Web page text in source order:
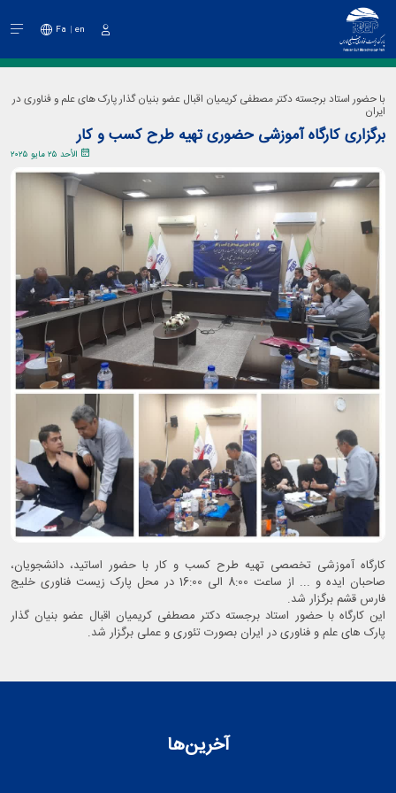
Fa en
با حضور استاد برجسته دکتر مصطفی کریمیان اقبال عضو بنیان گذار پارک های علم و فناوری در
ایران
برگزاری کارگاه آموزشی حضوری تهیه طرح کسب و کار
الأحد ٢٥ مايو ٢٠٢٥
کارگاه آموزشی تخصصی تهیه طرح کسب و کار با حضور اساتید، دانشجویان،
صاحبان ایده و ... از ساعت 8:00 الی 16:00 در محل پارک زیست فناوری خلیج
فارس قشم برگزار شد.
این کارگاه با حضور استاد برجسته دکتر مصطفی کریمیان اقبال عضو بنیان گذار
پارک های علم و فناوری در ایران بصورت تئوری و عملی برگزار شد.
آخرین‌ها